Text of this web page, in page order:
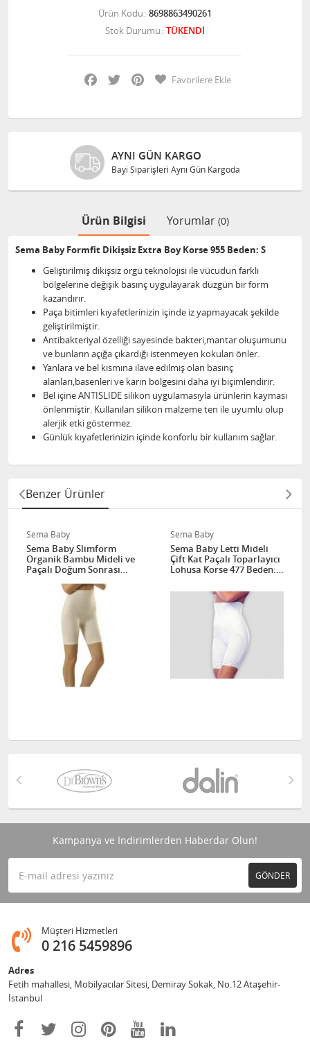
Ürün Kodu 8698863490261
Stok Durumu TÜKENDİ
Facebook
Twitter PinterestFavorilere Ekle
AYNI GÜN KARGO
Bayi Siparişleri Aynı Gün Kargoda
Ürün Bilgisi Yorumlar (0)
Sema Baby Formfit Dikişsiz Extra Boy Korse 955 Beden: S
Geliştirilmiş dikişsiz örgü teknolojisi ile vücudun farklı
bölgelerine değişik basınç uygulayarak düzgün bir form
kazandırır.
Paça bitimleri kıyafetlerinizin içinde iz yapmayacak şekilde
geliştirilmiştir.
Antibakteriyal özelliği sayesinde bakteri,mantar oluşumunu
ve bunların açığa çıkardığı istenmeyen kokuları önler.
Yanlara ve bel kısmına ilave edilmiş olan basınç
alanları,basenleri ve karın bölgesini daha iyi biçimlendirir.
Bel içine ANTISLIDE silikon uygulamasıyla ürünlerin kayması
önlenmiştir. Kullanılan silikon malzeme ten ile uyumlu olup
alerjik etki göstermez.
Günlük kıyafetlerinizin içinde konforlu bir kullanım sağlar.
Benzer Ürünler
Sema Baby
Sema Baby Slimform
Organik Bambu Mideli ve
Paçalı Doğum Sonrası
715 Beden: S
Sema Baby
Sema Baby Letti Mideli
Çift Kat Paçalı Toparlayıcı
Lohusa Korse 477 Beden:
Kampanya ve İndirimlerden Haberdar Olun!
GÖNDER
Müşteri Hizmetleri
0 216 5459896
Adres
Fetih mahallesi, Mobilyacılar Sitesi, Demiray Sokak, No.12 Ataşehir-
İstanbul